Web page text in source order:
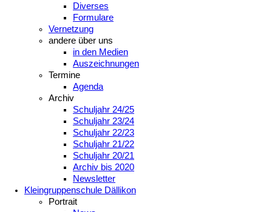
Diverses
Formulare
Vernetzung
andere über uns
in den Medien
Auszeichnungen
Termine
Agenda
Archiv
Schuljahr 24/25
Schuljahr 23/24
Schuljahr 22/23
Schuljahr 21/22
Schuljahr 20/21
Archiv bis 2020
Newsletter
Kleingruppenschule Dällikon
Portrait